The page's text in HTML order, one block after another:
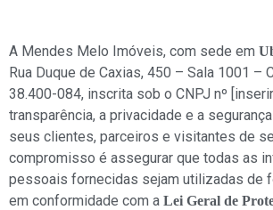
A Mendes Melo Imóveis, com sede em
Rua Duque de Caxias, 450 – Sala 1001 –
38.400-084, inscrita sob o CNPJ nº
transparência, a privacidade e a
seus clientes, parceiros e visitantes de
compromisso é assegurar que todas as
pessoais fornecidas sejam utilizadas de
em conformidade com a Lei Geral de